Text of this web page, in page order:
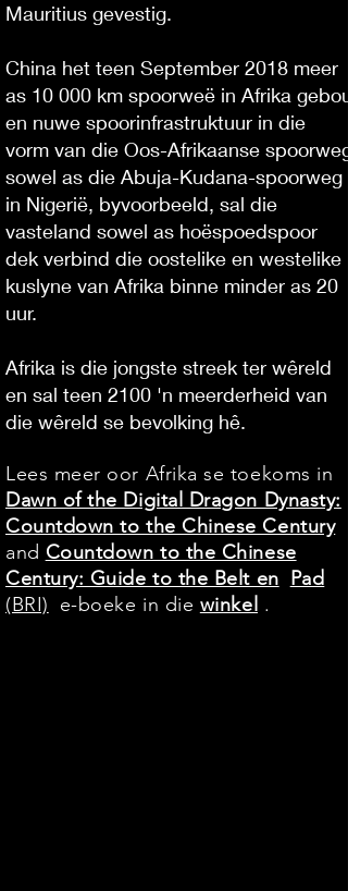
Mauritius gevestig.
China het teen September 2018 meer
as 10 000 km spoorweë in Afrika gebou
en nuwe spoorinfrastruktuur in die
vorm van die Oos-Afrikaanse spoorweg
sowel as die Abuja-Kudana-spoorweg
in Nigerië, byvoorbeeld, sal die
vasteland sowel as hoëspoedspoor
dek verbind die oostelike en westelike
kuslyne van Afrika binne minder as 20
uur.
Afrika is die jongste streek ter wêreld
en sal teen 2100 'n meerderheid van
die wêreld se bevolking hê.
Lees meer oor Afrika se toekoms in
Dawn of the Digital Dragon Dynasty:
Countdown to the Chinese Century
and Countdown to the Chinese
Century: Guide to the Belt en Pad
(BRI) e-boeke in die winkel .